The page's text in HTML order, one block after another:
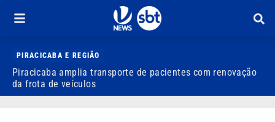
PIRACICABA E REGIÃO
Piracicaba amplia transporte de pacientes com renovação
da frota de veículos